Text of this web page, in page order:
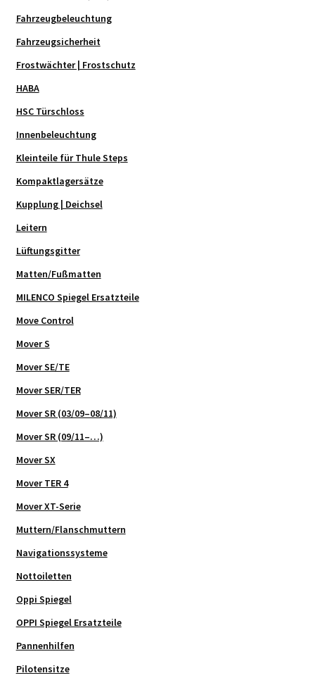
Fahrzeugbeleuchtung
Fahrzeugsicherheit
Frostwächter | Frostschutz
HABA
HSC Türschloss
Innenbeleuchtung
Kleinteile für Thule Steps
Kompaktlagersätze
Kupplung | Deichsel
Leitern
Lüftungsgitter
Matten/Fußmatten
MILENCO Spiegel Ersatzteile
Move Control
Mover S
Mover SE/TE
Mover SER/TER
Mover SR (03/09–08/11)
Mover SR (09/11–…)
Mover SX
Mover TER 4
Mover XT-Serie
Muttern/Flanschmuttern
Navigationssysteme
Nottoiletten
Oppi Spiegel
OPPI Spiegel Ersatzteile
Pannenhilfen
Pilotensitze